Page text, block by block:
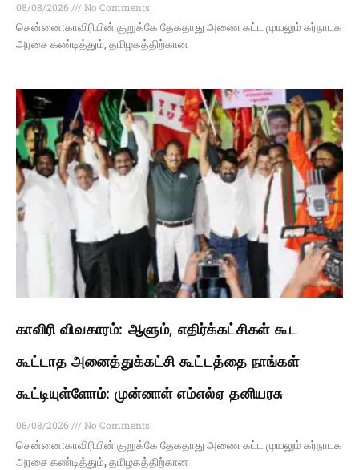
08/08/2026
No Comments
சென்னை:காவிரியின் குறுக்கே தேகதாது அணை கட்ட முயலும் கர்நாடக
அரசை கண்டித்தும், தமிழகத்திற்கான
காவிரி விவகாரம்: ஆளும், எதிர்க்கட்சிகள் கூட
கூட்டாத அனைத்துக்கட்சி கூட்டத்தை நாங்கள்
கூட்டியுள்ளோம்: முன்னாள் எம்எல்ஏ தனியரசு
08/08/2026
No Comments
சென்னை:காவிரியின் குறுக்கே தேகதாது அணை கட்ட முயலும் கர்நாடக
அரசை கண்டித்தும், தமிழகத்திற்கான